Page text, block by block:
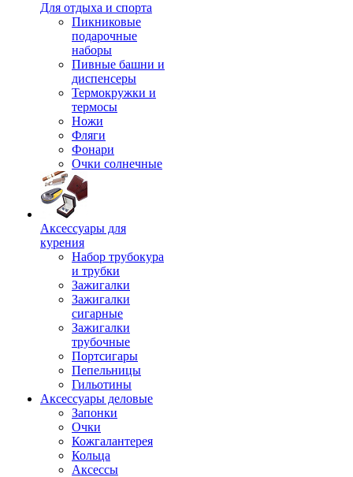
Для отдыха и спорта
Пикниковые
подарочные
наборы
Пивные башни и
диспенсеры
Термокружки и
термосы
Ножи
Фляги
Фонари
Очки солнечные
Аксессуары для
курения
Набор трубокура
и трубки
Зажигалки
Зажигалки
сигарные
Зажигалки
трубочные
Портсигары
Пепельницы
Гильотины
Аксессуары деловые
Запонки
Очки
Кожгалантерея
Кольца
Аксессы